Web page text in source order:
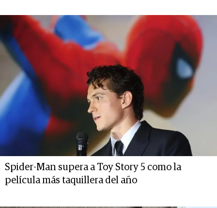
Spider-Man supera a Toy Story 5 como la
película más taquillera del año